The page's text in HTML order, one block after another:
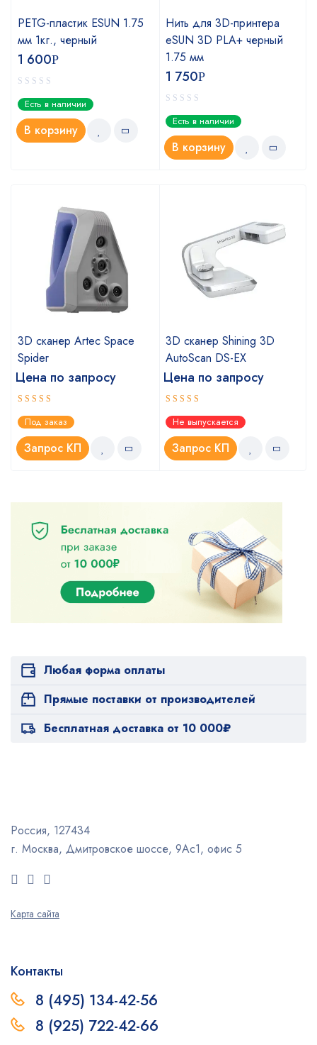
PETG-пластик ESUN 1.75
мм 1кг., черный
1 600Р
Есть в наличии
В корзину
Нить для 3D-принтера
eSUN 3D PLA+ черный
1.75 мм
1 750Р
Есть в наличии
В корзину
3D сканер Artec Space
Spider
Цена по запросу
Оценка
5.00из 5
Под заказ
Запрос КП
3D сканер Shining 3D
AutoScan DS-EX
Цена по запросу
Оценка
4.67из 5
Не выпускается
Запрос КП
Любая форма оплаты
Прямые поставки от производителей
Бесплатная доставка от 10 000₽
Россия, 127434
г. Москва, Дмитровское шоссе, 9Ас1, офис 5
Карта сайта
Контакты
8 (495) 134-42-56
8 (925) 722-42-66